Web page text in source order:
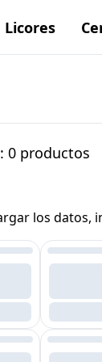
Licores
0 productos
los datos,